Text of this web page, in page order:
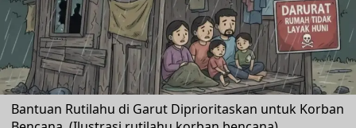
Bantuan Rutilahu di Garut Diprioritaskan untuk Korban